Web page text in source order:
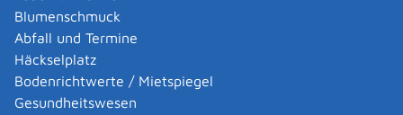
Blumenschmuck
Abfall und Termine
Häckselplatz
Bodenrichtwerte / Mietspiegel
Gesundheitswesen
498 EUR wenn Sie eine Abendhauptschule,
Berufsaufbauschule, Abendrealschule oder
Fachoberschulklasse besuchen, die Sie nur mit
abgeschlossener Berufsausbildung besuchen
können.